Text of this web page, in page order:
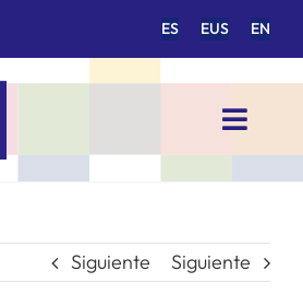
ES EUS EN
Toggle
Siguiente Siguiente